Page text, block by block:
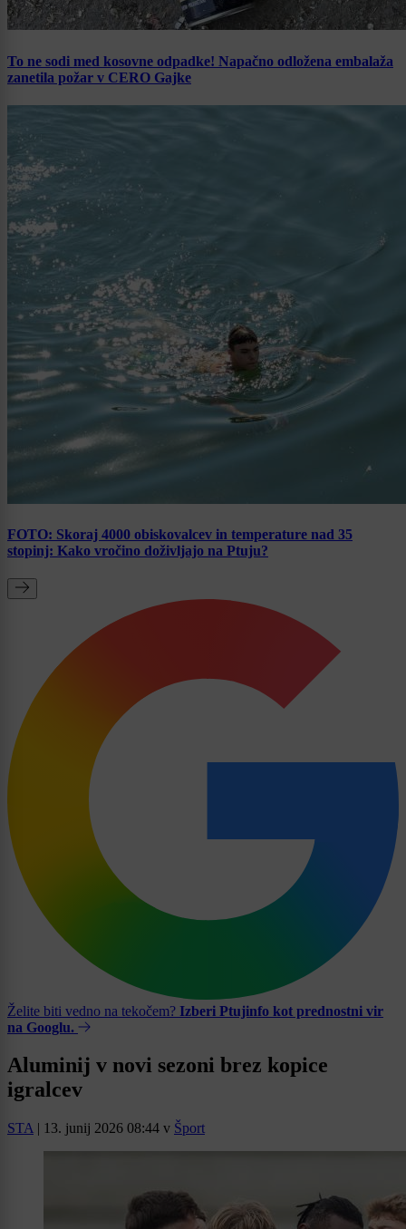
To ne sodi med kosovne odpadke! Napačno odložena embalaža
zanetila požar v CERO Gajke
FOTO: Skoraj 4000 obiskovalcev in temperature nad 35
stopinj: Kako vročino doživljajo na Ptuju?
Želite biti vedno na tekočem? Izberi Ptujinfo kot prednostni vir
na Googlu.
Aluminij v novi sezoni brez kopice
igralcev
STA | 13. junij 2026 08:44 v Šport